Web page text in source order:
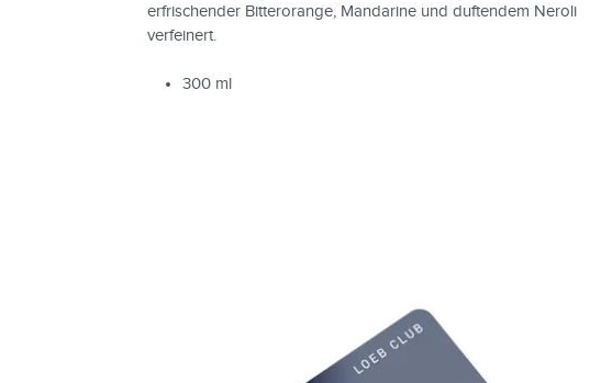
erfrischender Bitterorange, Mandarine und duftendem Neroli
verfeinert.
300 ml